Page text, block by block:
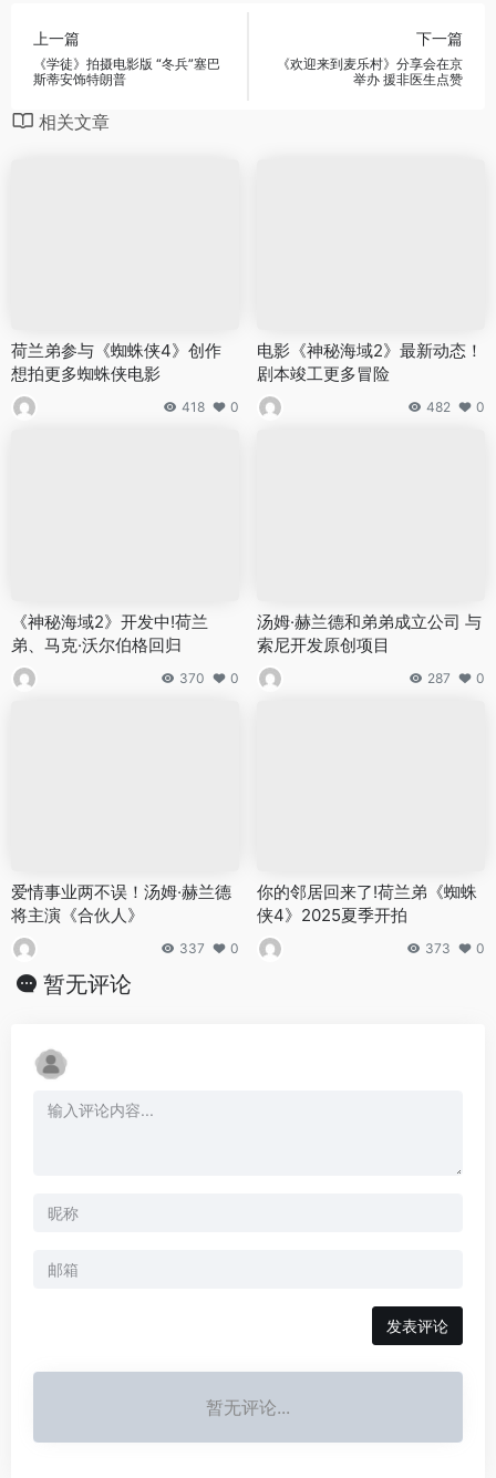
上一篇
《学徒》拍摄电影版 “冬兵”塞巴
斯蒂安饰特朗普
下一篇
《欢迎来到麦乐村》分享会在京
举办 援非医生点赞
相关文章
荷兰弟参与《蜘蛛侠4》创作
想拍更多蜘蛛侠电影
418 0
电影《神秘海域2》最新动态！
剧本竣工更多冒险
482 0
《神秘海域2》开发中!荷兰
弟、马克·沃尔伯格回归
370 0
汤姆·赫兰德和弟弟成立公司 与
索尼开发原创项目
287 0
爱情事业两不误！汤姆·赫兰德
将主演《合伙人》
337 0
你的邻居回来了!荷兰弟《蜘蛛
侠4》2025夏季开拍
373 0
暂无评论
发表评论
暂无评论...